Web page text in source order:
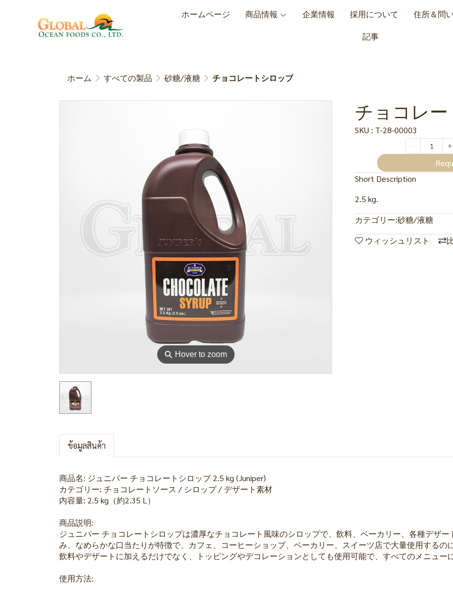
ホームページ 商品情報 企業情報 採用について 住所＆問
記事
ホーム すべての製品 砂糖/液糖 チョコレートシロップ
⚲ Hover to zoom
チョコレ
SKU : T-28-00003
Short Description
2.5 kg.
カテゴリー:砂糖/液糖
ウィッシュリスト
ข้อมูลสินค้า
商品名: ジュニパー チョコレートシロップ 2.5 kg (Juniper)
カテゴリー: チョコレートソース / シロップ / デザート素材
内容量: 2.5 kg（約2.35 L）
商品説明:
ジュニパー チョコレートシロップは濃厚なチョコレート風味のシロップで、飲料、ベーカリー、各種デザ
み、なめらかな口当たりが特徴で、カフェ、コーヒーショップ、ベーカリー、スイーツ店で大量使用するの
飲料やデザートに加えるだけでなく、トッピングやデコレーションとしても使用可能で、すべてのメニュー
使用方法: